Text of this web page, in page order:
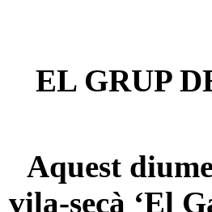
EL GRUP
Aquest
vila-secà ‘El